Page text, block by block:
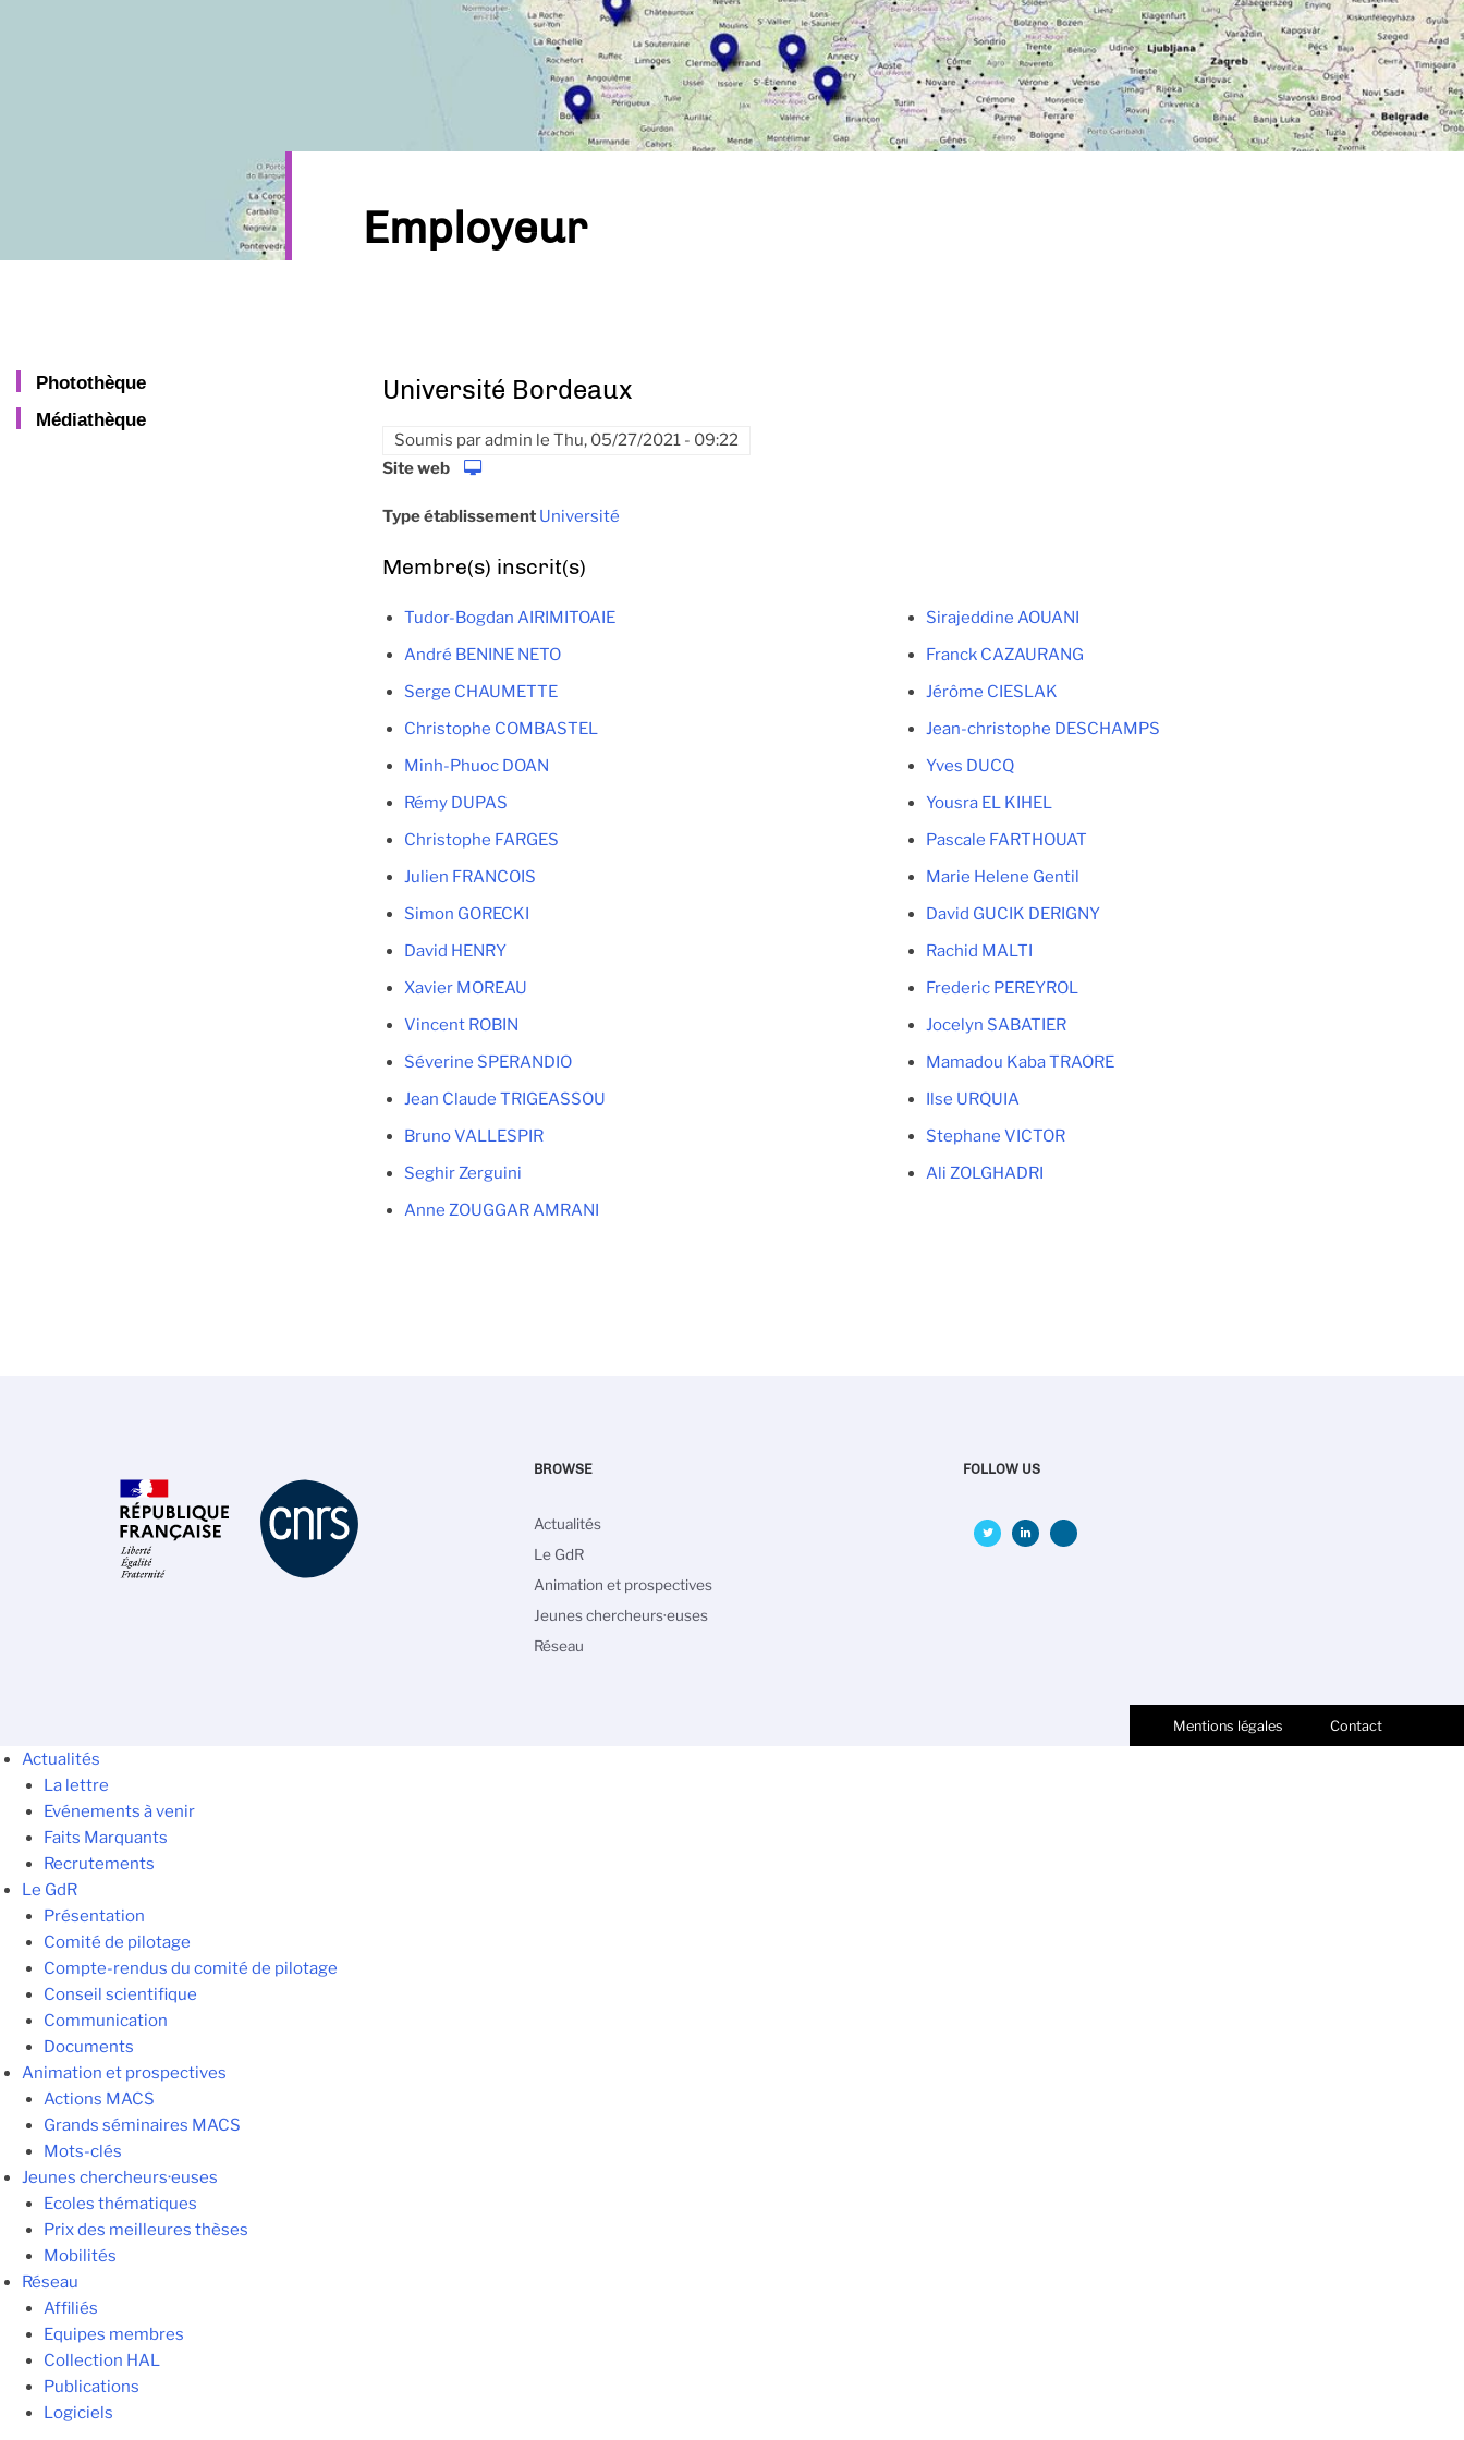
Employeur
Photothèque
Médiathèque
Université Bordeaux
Soumis paradmin le Thu, 05/27/2021 - 09:22
Site web
Type établissement Université
Membre(s) inscrit(s)
Tudor-Bogdan AIRIMITOAIE
Sirajeddine AOUANI
André BENINE NETO
Franck CAZAURANG
Serge CHAUMETTE
Jérôme CIESLAK
Christophe COMBASTEL
Jean-christophe DESCHAMPS
Minh-Phuoc DOAN
Yves DUCQ
Rémy DUPAS
Yousra EL KIHEL
Christophe FARGES
Pascale FARTHOUAT
Julien FRANCOIS
Marie Helene Gentil
Simon GORECKI
David GUCIK DERIGNY
David HENRY
Rachid MALTI
Xavier MOREAU
Frederic PEREYROL
Vincent ROBIN
Jocelyn SABATIER
Séverine SPERANDIO
Mamadou Kaba TRAORE
Jean Claude TRIGEASSOU
Ilse URQUIA
Bruno VALLESPIR
Stephane VICTOR
Seghir Zerguini
Ali ZOLGHADRI
Anne ZOUGGAR AMRANI
BROWSE
Navigation
principale
Actualités
Le GdR
Animation et prospectives
Jeunes chercheurs·euses
Réseau
FOLLOW US
Mentions légales Contact
Actualités
La lettre
Evénements à venir
Faits Marquants
Recrutements
Le GdR
Présentation
Comité de pilotage
Compte-rendus du comité de pilotage
Conseil scientifique
Communication
Documents
Animation et prospectives
Actions MACS
Grands séminaires MACS
Mots-clés
Jeunes chercheurs·euses
Ecoles thématiques
Prix des meilleures thèses
Mobilités
Réseau
Affiliés
Equipes membres
Collection HAL
Publications
Logiciels